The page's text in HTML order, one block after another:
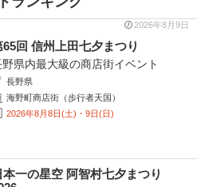
2026年8月9日
65回 信州上田七夕まつり
野県内最大級の商店街イベント
長野県
海野町商店街（歩行者天国）
2026年8月8日(土)・9日(日)
本一の星空 阿智村七夕まつり